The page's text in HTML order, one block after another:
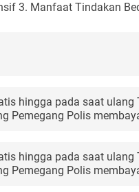
3. Manfaat Tindakan
hingga pada saat ulang
Pemegang Polis
hingga pada saat ulang
Pemegang Polis